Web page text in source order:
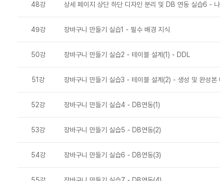
48강 상세 페이지 상단 하단 디자인 분리 및 DB 연동 실습6 -
49강 장바구니 만들기 실습1 - 필수 배경 지식
50강 장바구니 만들기 실습2 - 테이블 설계(1) - DDL
51강 장바구니 만들기 실습3 - 테이블 설계(2) - 생성 및 완성본
52강 장바구니 만들기 실습4 - DB연동(1)
53강 장바구니 만들기 실습5 - DB연동(2)
54강 장바구니 만들기 실습6 - DB연동(3)